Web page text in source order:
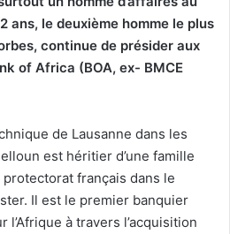
ans, le deuxième homme le plus
continue de présider aux
of Africa (BOA, ex- BMCE
de Lausanne dans les
est héritier d’une famille
français dans le
Il est le premier banquier
l’Afrique à travers l’acquisition